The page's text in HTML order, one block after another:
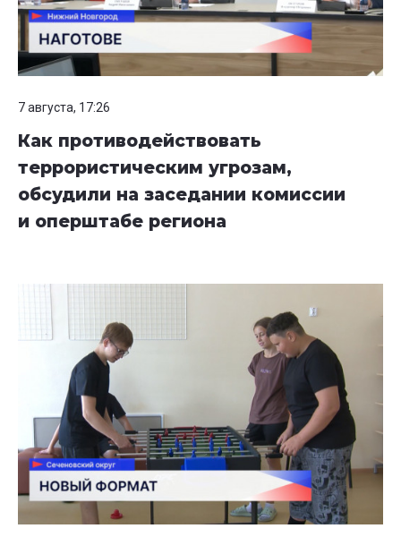
7 августа, 17:26
Как противодействовать
террористическим угрозам,
обсудили на заседании комиссии
и оперштабе региона